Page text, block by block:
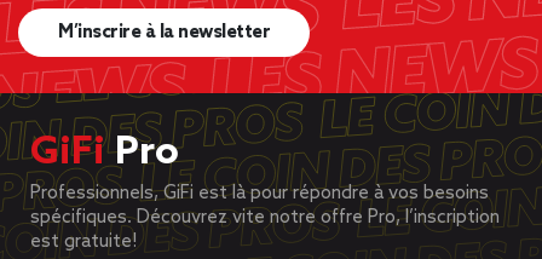
M’inscrire à la newsletter
GiFiPro
Professionnels, GiFi est là pour répondre à vos besoins
spécifiques. Découvrez vite notre offre Pro, l’inscription
est gratuite!